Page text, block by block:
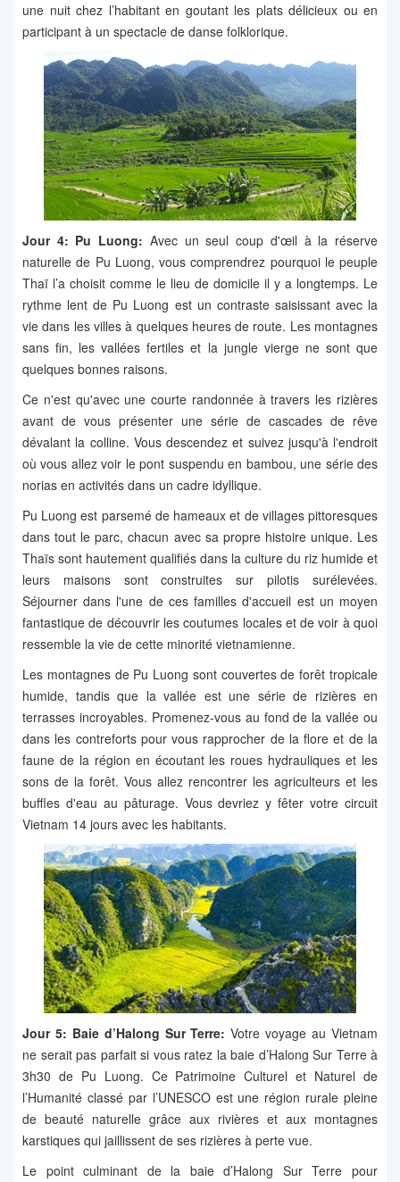
une nuit chez l’habitant en goutant les plats délicieux ou en
participant à un spectacle de danse folklorique.
Jour 4: Pu Luong: Avec un seul coup d'œil à la réserve
naturelle de Pu Luong, vous comprendrez pourquoi le peuple
Thaï l’a choisit comme le lieu de domicile il y a longtemps. Le
rythme lent de Pu Luong est un contraste saisissant avec la
vie dans les villes à quelques heures de route. Les montagnes
sans fin, les vallées fertiles et la jungle vierge ne sont que
quelques bonnes raisons.
Ce n'est qu'avec une courte randonnée à travers les rizières
avant de vous présenter une série de cascades de rêve
dévalant la colline. Vous descendez et suivez jusqu'à l'endroit
où vous allez voir le pont suspendu en bambou, une série des
norias en activités dans un cadre idyllique.
Pu Luong est parsemé de hameaux et de villages pittoresques
dans tout le parc, chacun avec sa propre histoire unique. Les
Thaïs sont hautement qualifiés dans la culture du riz humide et
leurs maisons sont construites sur pilotis surélevées.
Séjourner dans l'une de ces familles d'accueil est un moyen
fantastique de découvrir les coutumes locales et de voir à quoi
ressemble la vie de cette minorité vietnamienne.
Les montagnes de Pu Luong sont couvertes de forêt tropicale
humide, tandis que la vallée est une série de rizières en
terrasses incroyables. Promenez-vous au fond de la vallée ou
dans les contreforts pour vous rapprocher de la flore et de la
faune de la région en écoutant les roues hydrauliques et les
sons de la forêt. Vous allez rencontrer les agriculteurs et les
buffles d'eau au pâturage. Vous devriez y fêter votre circuit
Vietnam 14 jours avec les habitants.
Jour 5: Baie d’Halong Sur Terre: Votre voyage au Vietnam
ne serait pas parfait si vous ratez la baie d’Halong Sur Terre à
3h30 de Pu Luong. Ce Patrimoine Culturel et Naturel de
l’Humanité classé par l’UNESCO est une région rurale pleine
de beauté naturelle grâce aux rivières et aux montagnes
karstiques qui jaillissent de ses rizières à perte vue.
Le point culminant de la baie d’Halong Sur Terre pour